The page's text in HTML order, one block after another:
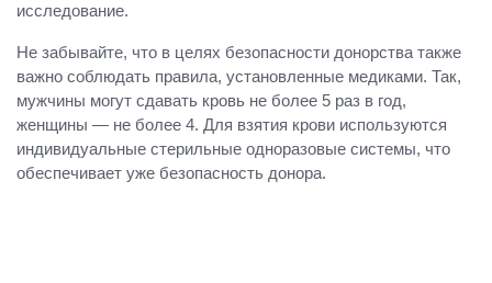
исследование.
Не забывайте, что в целях безопасности донорства также
важно соблюдать правила, установленные медиками. Так,
мужчины могут сдавать кровь не более 5 раз в год,
женщины — не более 4. Для взятия крови используются
индивидуальные стерильные одноразовые системы, что
обеспечивает уже безопасность донора.